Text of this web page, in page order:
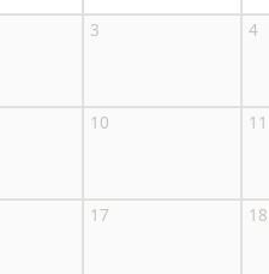
3 4
10 11
17 18